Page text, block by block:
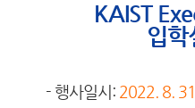
KAIST
입학
- 행사일시: 2022. 8.